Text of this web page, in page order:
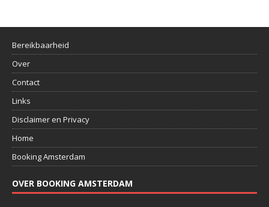
Bereikbaarheid
Over
Contact
Links
Disclaimer en Privacy
Home
Booking Amsterdam
OVER BOOKING AMSTERDAM